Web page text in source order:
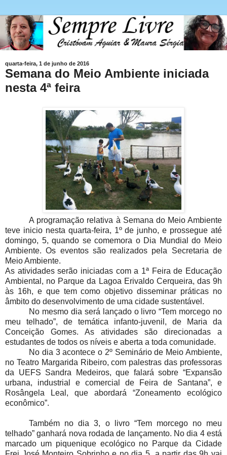
quarta-feira, 1 de junho de 2016
Semana do Meio Ambiente iniciada
nesta 4ª feira
A programação relativa à Semana do Meio Ambiente
teve inicio nesta quarta-feira, 1º de junho, e prossegue até
domingo, 5, quando se comemora o Dia Mundial do Meio
Ambiente. Os eventos são realizados pela Secretaria de
Meio Ambiente.
As atividades serão iniciadas com a 1ª Feira de Educação
Ambiental, no Parque da Lagoa Erivaldo Cerqueira, das 9h
às 16h, e que tem como objetivo disseminar práticas no
âmbito do desenvolvimento de uma cidade sustentável.
No mesmo dia será lançado o livro “Tem morcego no
meu telhado”, de temática infanto-juvenil, de Maria da
Conceição Gomes. As atividades são direcionadas a
estudantes de todos os níveis e aberta a toda comunidade.
No dia 3 acontece o 2º Seminário de Meio Ambiente,
no Teatro Margarida Ribeiro, com palestras das professoras
da UEFS Sandra Medeiros, que falará sobre “Expansão
urbana, industrial e comercial de Feira de Santana”, e
Rosângela Leal, que abordará “Zoneamento ecológico
econômico”.
Também no dia 3, o livro “Tem morcego no meu
telhado” ganhará nova rodada de lançamento. No dia 4 está
marcado um piquenique ecológico no Parque da Cidade